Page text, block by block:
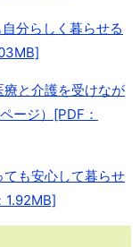
分らしく暮らせる
と介護を受けなが
ージ）[PDF：
も安心して暮らせ
1.92MB]